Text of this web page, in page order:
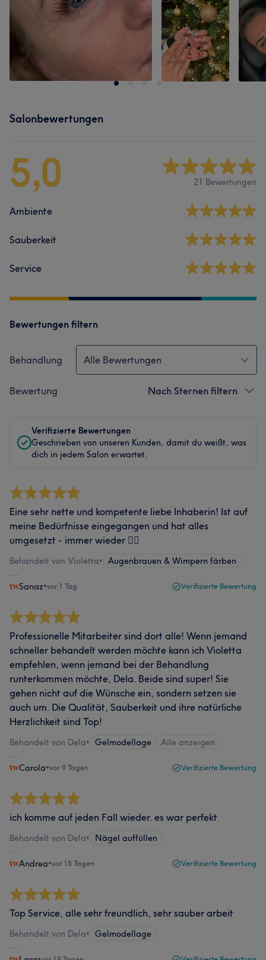
Salonbewertungen
5,0 21 Bewertungen
Ambiente
Sauberkeit
Service
Bewertungen filtern
Behandlung Alle Bewertungen
Bewertung Nach Sternen filtern
Verifizierte Bewertungen
Geschrieben von unseren Kunden, damit du weißt, was
dich in jedem Salon erwartet.
Eine sehr nette und kompetente liebe Inhaberin! Ist auf
meine Bedürfnisse eingegangen und hat alles
umgesetzt - immer wieder 👌🏼
Behandelt von Violetta• Augenbrauen & Wimpern färben
Sanaz•vor 1 Tag Verifizierte Bewertung
Professionelle Mitarbeiter sind dort alle! Wenn jemand
schneller behandelt werden möchte kann ich Violetta
empfehlen, wenn jemand bei der Behandlung
runterkommen möchte, Dela. Beide sind super! Sie
gehen nicht auf die Wünsche ein, sondern setzen sie
auch um. Die Qualität, Sauberkeit und ihre natürliche
Herzlichkeit sind Top!
Behandelt von Dela• Gelmodellage Alle anzeigen
Carola•vor 9 Tagen Verifizierte Bewertung
ich komme auf jeden Fall wieder. es war perfekt
Behandelt von Dela• Nägel auffüllen
Andrea•vor 15 Tagen Verifizierte Bewertung
Top Service, alle sehr freundlich, sehr sauber arbeit
Behandelt von Dela• Gelmodellage